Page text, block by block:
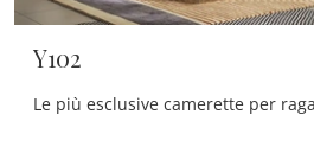
Y102